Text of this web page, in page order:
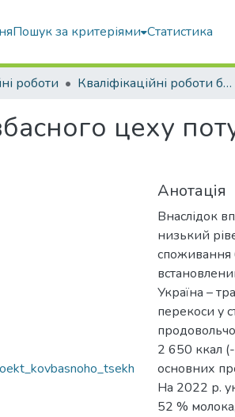
Пошук за критеріями Статистика
роботи Кваліфікаційні роботи бакалаврів
цеху
Анотація
Внаслідок
низький
споживання
Україна –
перекоси у
2 650 ккал
основних
На 2022 р.
52 %